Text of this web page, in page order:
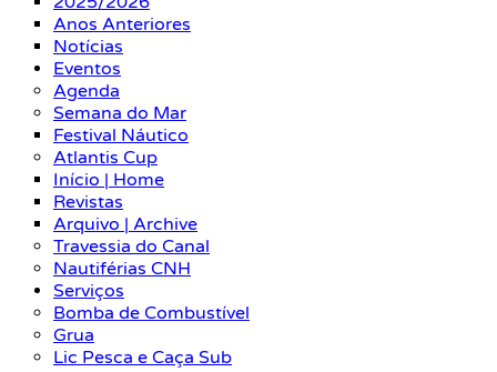
Anos Anteriores
Notícias
Eventos
Agenda
Semana do Mar
Festival Náutico
Atlantis Cup
Início | Home
Revistas
Arquivo | Archive
Travessia do Canal
Nautiférias CNH
Serviços
Bomba de Combustível
Grua
Lic Pesca e Caça Sub